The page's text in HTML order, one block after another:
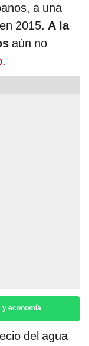
a una
2015. A la
aún no
.
y economía
del agua